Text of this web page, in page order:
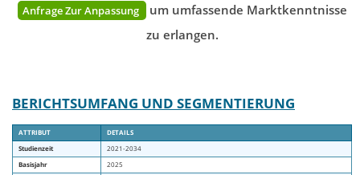
Anfrage Zur Anpassung um umfassende Marktkenntnisse
zu erlangen.
BERICHTSUMFANG UND SEGMENTIERUNG
ATTRIBUT
DETAILS
Studienzeit
2021-2034
Basisjahr
2025